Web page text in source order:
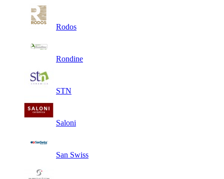
Rodos
Rondine
STN
Saloni
San Swiss